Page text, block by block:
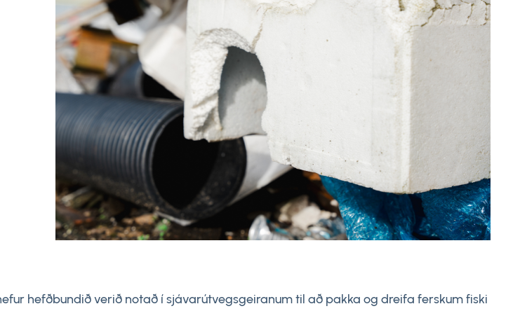
hefðbundið verið notað í sjávarútvegsgeiranum til að pakka og dreifa ferskum fiski